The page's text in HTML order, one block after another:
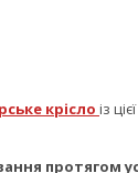
крісло із
протягом